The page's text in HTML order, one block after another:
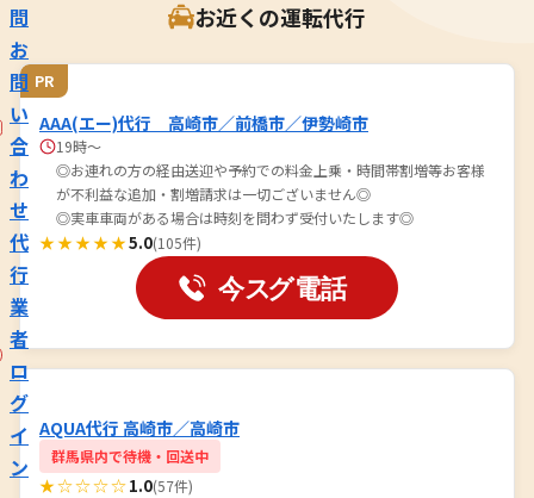
問
お
問
い
合
わ
せ
代
行
業
者
ロ
グ
イ
ン
お近くの運転代行
PR
AAA(エー)代行 高崎市／前橋市／伊勢崎市
19時～
◎お連れの方の経由送迎や予約での料金上乗・時間帯割増等お客様
が不利益な追加・割増請求は一切ございません◎
◎実車車両がある場合は時刻を問わず受付いたします◎
★★★★★5.0(105件)
AQUA代行 高崎市／高崎市
群馬県内で待機・回送中
★☆☆☆☆1.0(57件)